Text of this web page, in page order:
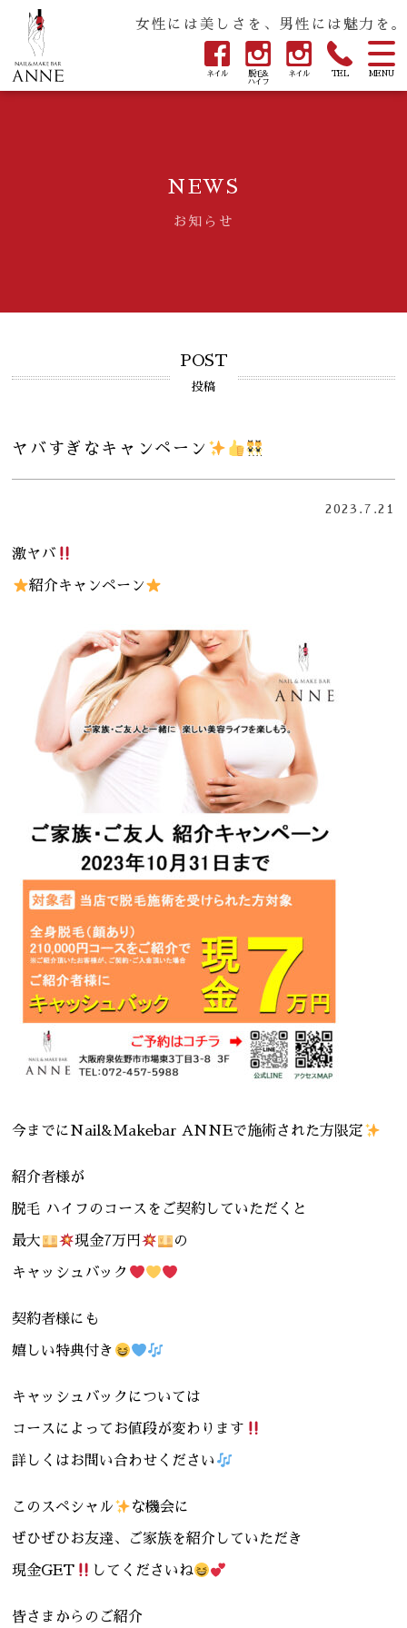
MENU
TEL
脱毛&
ハイフ
ネイル
ネイル
女性には美しさを、男性には魅力を。
NEWS
お知らせ
POST
投稿
ヤバすぎなキャンペーン
2023.7.21
激ヤバ
紹介キャンペーン
今までにNail&Makebar ANNEで施術された方限定
紹介者様が
脱毛 ハイフのコースをご契約していただくと
最大 現金7万円 の
キャッシュバック
契約者様にも
嬉しい特典付き
キャッシュバックについては
コースによってお値段が変わります
詳しくはお問い合わせください
このスペシャル な機会に
ぜひぜひお友達、ご家族を紹介していただき
現金GET してくださいね
皆さまからのご紹介